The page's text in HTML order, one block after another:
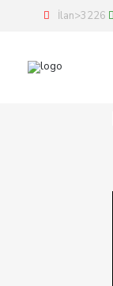
İlan>3226